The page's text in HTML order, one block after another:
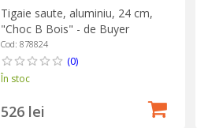
Tigaie saute, aluminiu, 24 cm,
"Choc B Bois" - de Buyer
Cod: 878824
(0)
În stoc
526 lei